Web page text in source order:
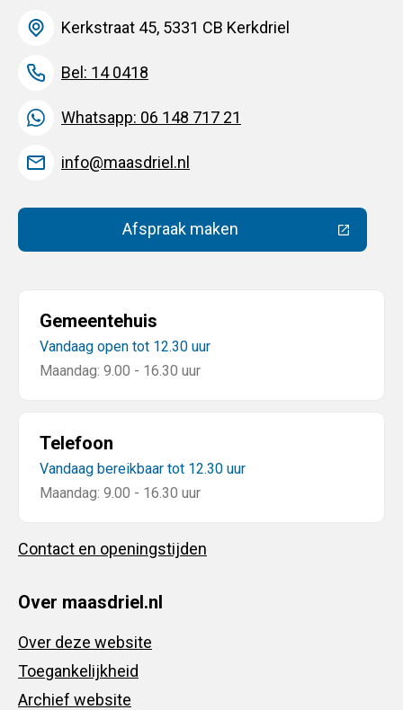
Kerkstraat 45, 5331 CB Kerkdriel
Bel: 14 0418
Whatsapp: 06 148 717 21
info@maasdriel.nl
Afspraak maken(Deze link gaat naar een
Gemeentehuis
Vandaag open tot 12.30 uur
Maandag: 9.00 - 16.30 uur
Telefoon
Vandaag bereikbaar tot 12.30 uur
Maandag: 9.00 - 16.30 uur
Contact en openingstijden
Over maasdriel.nl
Over deze website
Toegankelijkheid
Archief website